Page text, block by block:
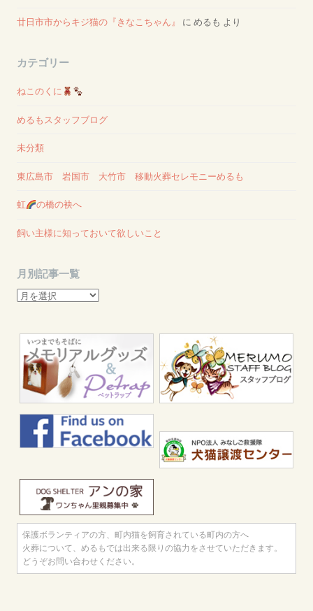
廿日市市からキジ猫の『きなこちゃん』 に めるも より
カテゴリー
ねこのくに
めるもスタッフブログ
未分類
東広島市 岩国市 大竹市 移動火葬セレモニーめるも
虹 の橋の袂へ
飼い主様に知っておいて欲しいこと
月別記事一覧
月
事
覧
保護ボランティアの方、町内猫を飼育されている町内の方へ
火葬について、めるもでは出来る限りの協力をさせていただきます。
どうぞお問い合わせください。